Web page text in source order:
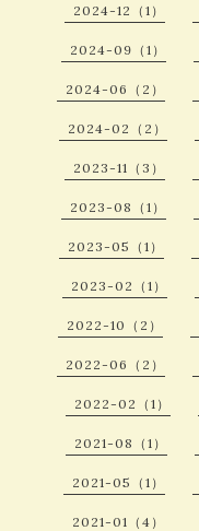
2024-12（1）
2024-09（1）
2024-06（2）
2024-02（2）
2023-11（3）
2023-08（1）
2023-05（1）
2023-02（1）
2022-10（2）
2022-06（2）
2022-02（1）
2021-08（1）
2021-05（1）
2021-01（4）